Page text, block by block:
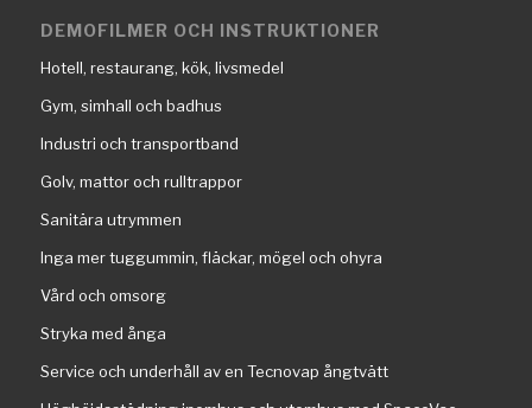
DEMOFILMER OCH INSTRUKTIONER
Hotell, restaurang, kök, livsmedel
Gym, simhall och badhus
Industri och transportband
Golv, mattor och rulltrappor
Sanitära utrymmen
Inga mer tuggummin, fläckar, mögel och ohyra
Vård och omsorg
Stryka med ånga
Service och underhåll av en Tecnovap ångtvätt